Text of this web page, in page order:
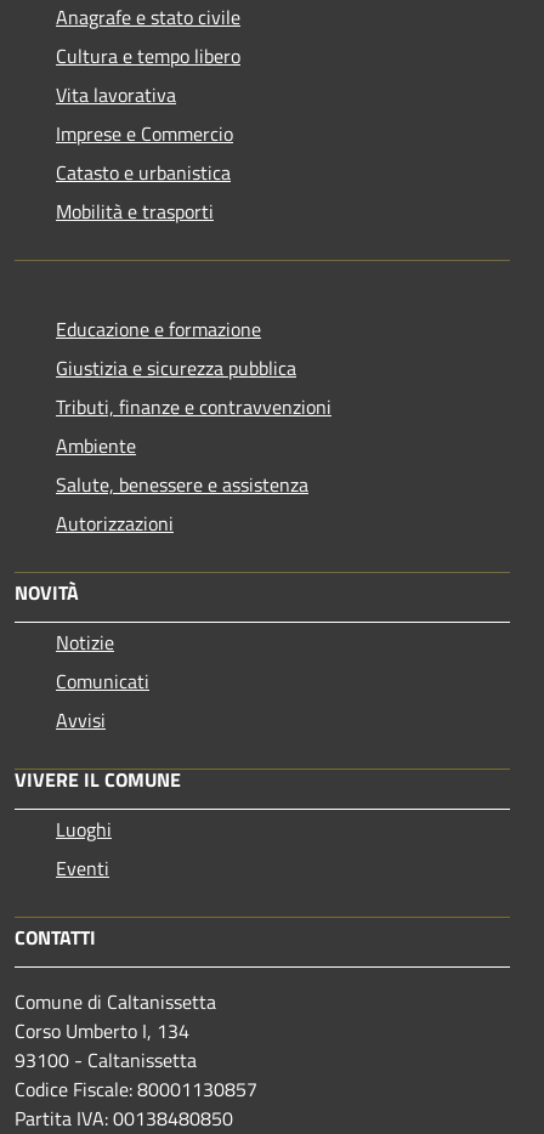
Anagrafe e stato civile
Cultura e tempo libero
Vita lavorativa
Imprese e Commercio
Catasto e urbanistica
Mobilità e trasporti
Educazione e formazione
Giustizia e sicurezza pubblica
Tributi, finanze e contravvenzioni
Ambiente
Salute, benessere e assistenza
Autorizzazioni
NOVITÀ
Notizie
Comunicati
Avvisi
VIVERE IL COMUNE
Luoghi
Eventi
CONTATTI
Comune di Caltanissetta
Corso Umberto I, 134
93100 - Caltanissetta
Codice Fiscale: 80001130857
Partita IVA: 00138480850